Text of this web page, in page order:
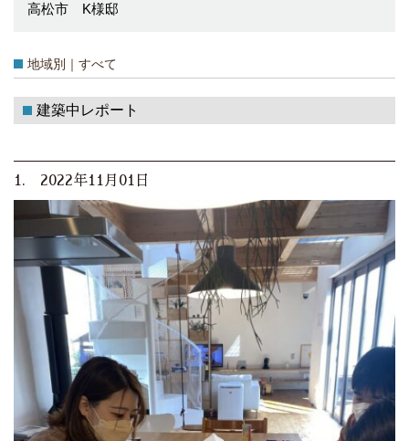
高松市 K様邸
地域別｜すべて
建築中レポート
1. 2022年11月01日